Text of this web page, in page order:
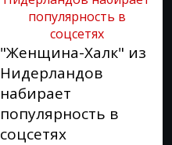
"Женщина-Халк" из
Нидерландов
набирает
популярность в
соцсетях